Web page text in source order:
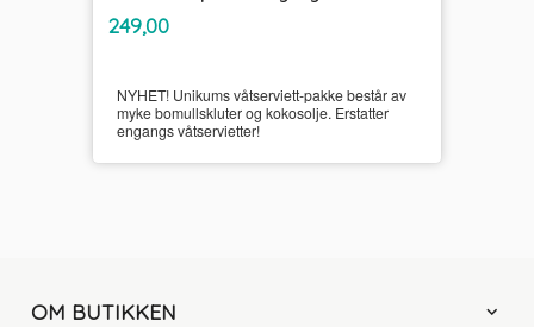
Pris
249,00mva.
NYHET! Unikums våtserviett-pakke består av
myke bomullskluter og kokosolje. Erstatter
engangs våtservietter!
OM BUTIKKEN